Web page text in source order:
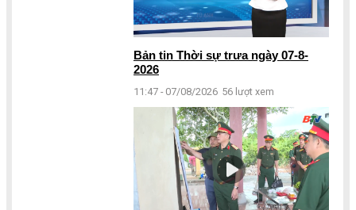
Bản tin Thời sự trưa ngày 07-8-
2026
11:47 - 07/08/2026 56 lượt xem